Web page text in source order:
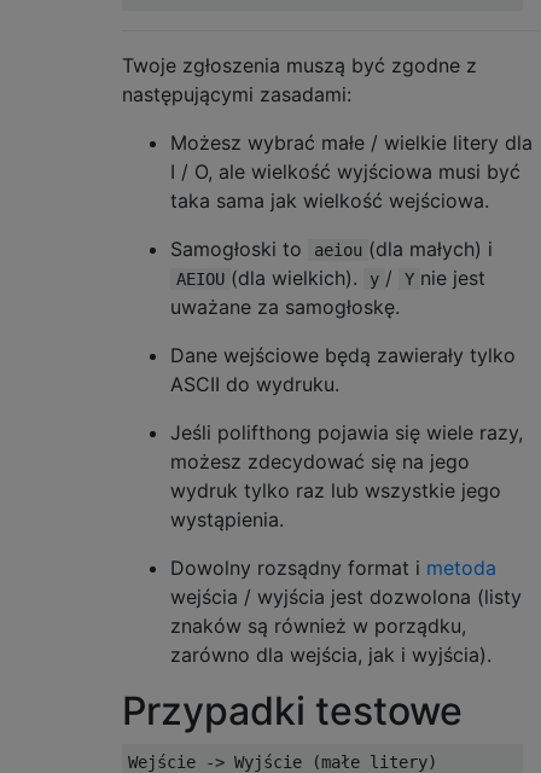
Twoje zgłoszenia muszą być zgodne z
następującymi zasadami:
Możesz wybrać małe / wielkie litery dla
I / O, ale wielkość wyjściowa musi być
taka sama jak wielkość wejściowa.
Samogłoski to
aeiou (dla małych) i
AEIOU (dla wielkich). y / Y nie jest
uważane za samogłoskę.
Dane wejściowe będą zawierały tylko
ASCII do wydruku.
Jeśli polifthong pojawia się wiele razy,
możesz zdecydować się na jego
wydruk tylko raz lub wszystkie jego
wystąpienia.
Dowolny rozsądny format i metoda
wejścia / wyjścia jest dozwolona (listy
znaków są również w porządku,
zarówno dla wejścia, jak i wyjścia).
Przypadki testowe
Wejście -> Wyjście (małe litery)